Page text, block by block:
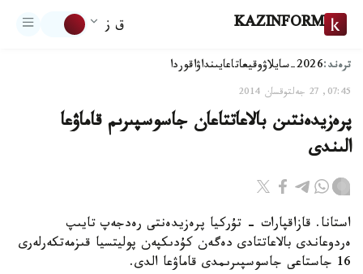
KAZINFORM ق ز
ترەند:2026-سايلاۋ وقيعاتاعايىنداۋاقوردا
07:45, 27 جەلتوقسان 2014
پرەزيدەنتىن بالاعاتتاعان جاسوسپىرىم قاماۋعا
الىندى
استانا. قازاقپارات - تۇركيا پرەزيدەنتى رەدجەپ تايىپ
ەردوعاندى بالاعاتتادى دەگەن كۇدىكپەن پوليتسيا قىزمەتكەرلەرى
16 جاستاعى جاسوسپىرىمدى قاماۋعا الدى.